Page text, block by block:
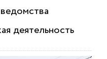
деятельность